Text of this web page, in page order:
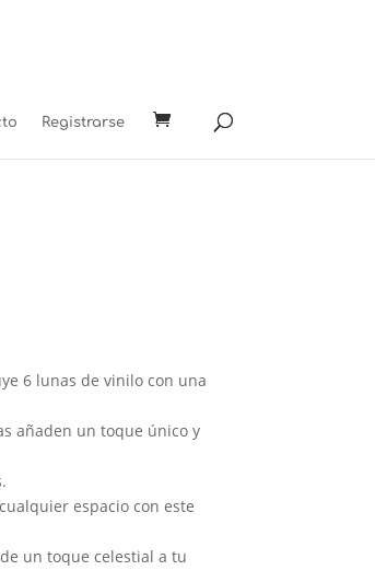
Registrarse
6 lunas de vinilo con una
añaden un toque único y
espacio con este
un toque celestial a tu